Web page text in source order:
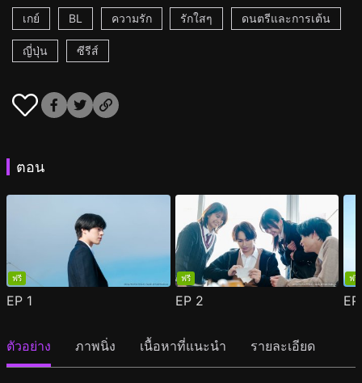
เกย์
BL ความรัก รักใสๆ ดนตรีและการเต้น
ญี่ปุ่น ซีรีส์
ตอน
ฟรี
EP 1
ฟรี
EP 2
ฟรี
ตัวอย่าง ภาพนิ่ง เนื้อหาที่แนะนำ รายละเอียด